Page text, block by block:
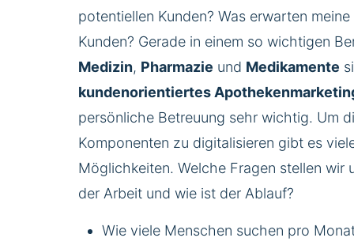
potentiellen Kunden? Was erwarten
Kunden? Gerade in einem so wichtigen
Medizin, Pharmazie und Medikamente
kundenorientiertes
persönliche Betreuung sehr wichtig. Um
Komponenten zu digitalisieren gibt es
Möglichkeiten. Welche Fragen stellen wir
der Arbeit und wie ist der Ablauf?
Wie viele Menschen suchen pro